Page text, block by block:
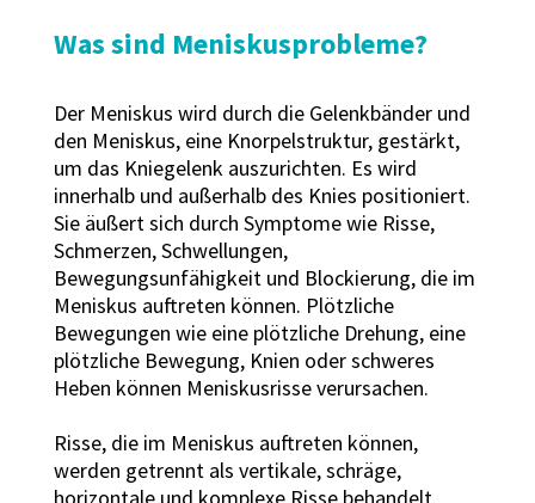
Was sind Meniskusprobleme?
Der Meniskus wird durch die Gelenkbänder und
den Meniskus, eine Knorpelstruktur, gestärkt,
um das Kniegelenk auszurichten. Es wird
innerhalb und außerhalb des Knies positioniert.
Sie äußert sich durch Symptome wie Risse,
Schmerzen, Schwellungen,
Bewegungsunfähigkeit und Blockierung, die im
Meniskus auftreten können. Plötzliche
Bewegungen wie eine plötzliche Drehung, eine
plötzliche Bewegung, Knien oder schweres
Heben können Meniskusrisse verursachen.
Risse, die im Meniskus auftreten können,
werden getrennt als vertikale, schräge,